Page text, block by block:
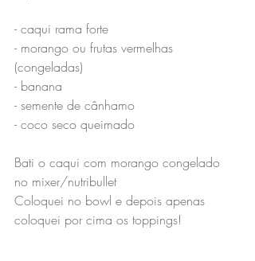
- caqui rama forte
- morango ou frutas vermelhas
(congeladas)
- banana
- semente de cânhamo
- coco seco queimado
Bati o caqui com morango congelado
no mixer/nutribullet
Coloquei no bowl e depois apenas
coloquei por cima os toppings!